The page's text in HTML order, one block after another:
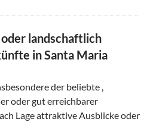
landschaftlich
in Santa Maria
der beliebte ,
oder gut erreichbarer
Lage attraktive Ausblicke oder